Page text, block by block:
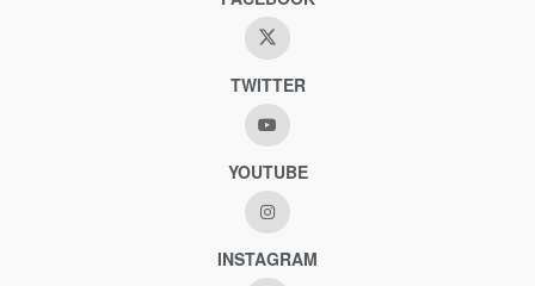
TWITTER
YOUTUBE
INSTAGRAM